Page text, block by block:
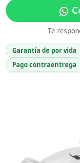
Te
Garantía de por vida
Pago contraentrega